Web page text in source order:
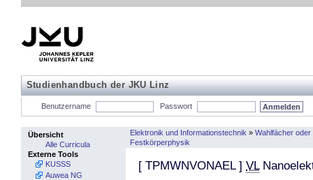
Studienhandbuch der JKU Linz
Benutzername Passwort
Übersicht
Alle Curricula
Externe Tools
KUSSS
Auwea NG
Elektronik und Informationstechnik » Wahlfächer
Festkörperphysik
[ TPMWNVONAEL] VL